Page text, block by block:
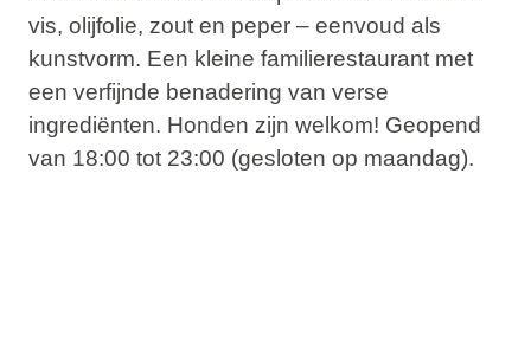
vis, olijfolie, zout en peper – eenvoud als
kunstvorm. Een kleine familierestaurant met
een verfijnde benadering van verse
ingrediënten. Honden zijn welkom! Geopend
van 18:00 tot 23:00 (gesloten op maandag).